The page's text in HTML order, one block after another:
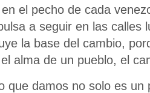
el pecho de cada
a seguir en las calles
la base del cambio,
alma de un pueblo, el
que damos no solo es un